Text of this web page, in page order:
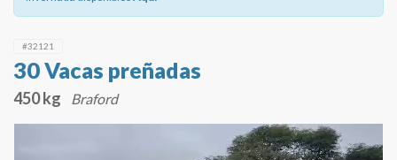
30 Vacas preñadas
450 kg Braford
#32121